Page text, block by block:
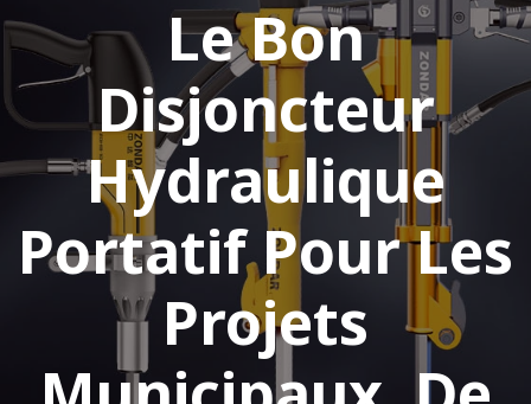
Le Bon
Disjoncteur
Hydraulique
Portatif Pour Les
Projets